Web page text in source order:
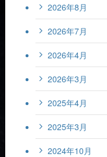
2026年8月
2026年7月
2026年4月
2026年3月
2025年4月
2025年3月
2024年10月